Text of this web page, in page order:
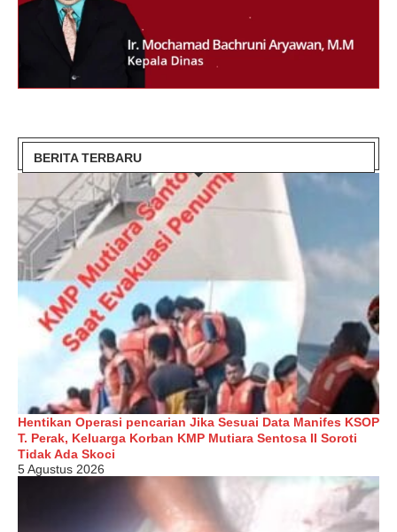
BERITA TERBARU
Hentikan Operasi pencarian Jika Sesuai Data Manifes KSOP
T. Perak, Keluarga Korban KMP Mutiara Sentosa II Soroti
Tidak Ada Skoci
5 Agustus 2026